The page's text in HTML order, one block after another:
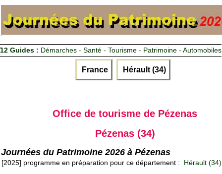
12 Guides : Démarches - Santé - Tourisme - Patrimoine - Automobiles
France Hérault (34)
Office de tourisme de Pézenas
Pézenas (34)
Journées du Patrimoine 2026 à Pézenas
[2025] programme en préparation pour ce département : Hérault (34)